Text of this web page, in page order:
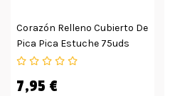
Corazón Relleno Cubierto De
Pica Pica Estuche 75uds
7,95 €